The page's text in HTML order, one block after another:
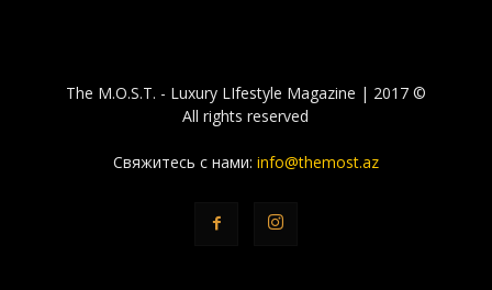
The M.O.S.T. - Luxury LIfestyle Magazine | 2017 ©
All rights reserved
Свяжитесь с нами: info@themost.az